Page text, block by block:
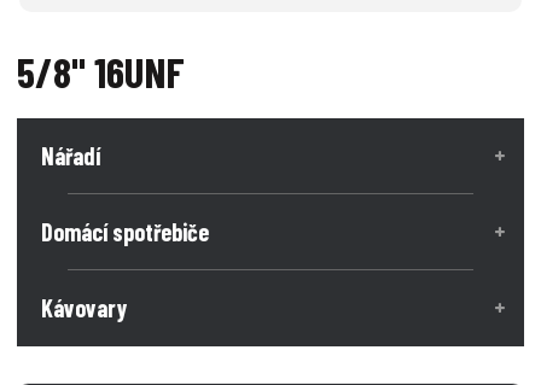
5/8" 16UNF
Nářadí
Domácí spotřebiče
Kávovary